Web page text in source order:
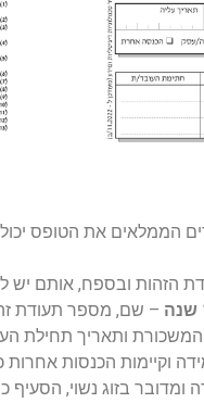
הממלאים את הטופס
הזהות ובספח, אותם
– שם, מספר תעודת
ותאריך תחילת
וקיימות הכנסות אחרות
בזוג נשוי, הסעיף